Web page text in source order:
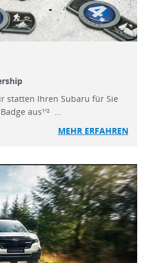
statten Ihren Subaru für Sie
aus¹'² …
MEHR ERFAHREN